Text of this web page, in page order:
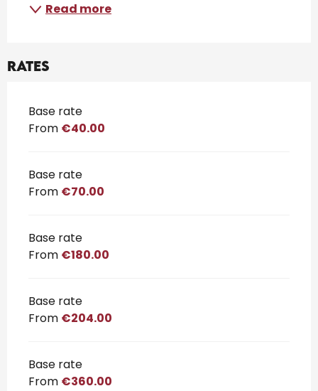
Read more
Rates
Rates 2026
Base rate
From €40.00
Base rate
From €70.00
Base rate
From €180.00
Base rate
From €204.00
Base rate
From €360.00